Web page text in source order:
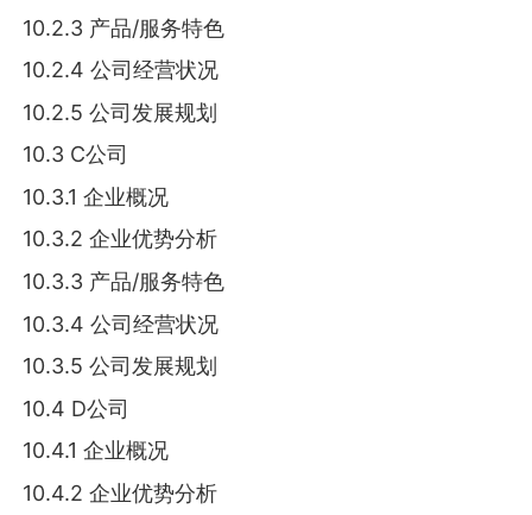
10.2.3 产品/服务特色
10.2.4 公司经营状况
10.2.5 公司发展规划
10.3 C公司
10.3.1 企业概况
10.3.2 企业优势分析
10.3.3 产品/服务特色
10.3.4 公司经营状况
10.3.5 公司发展规划
10.4 D公司
10.4.1 企业概况
10.4.2 企业优势分析